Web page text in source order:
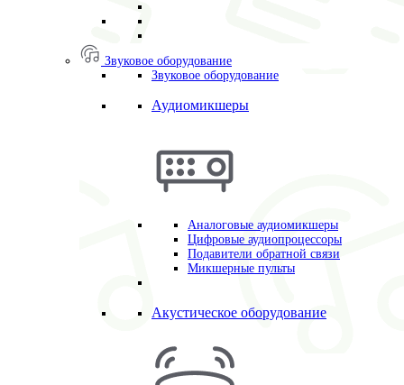
Звуковое оборудование
Звуковое оборудование
Аудиомикшеры
Аналоговые аудиомикшеры
Цифровые аудиопроцессоры
Подавители обратной связи
Микшерные пульты
Акустическое оборудование